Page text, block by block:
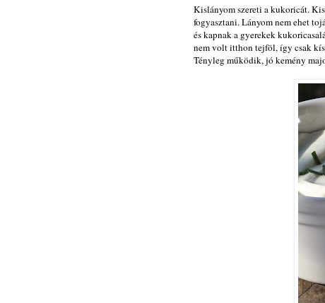
Kislányom szereti a kukoricát.
fogyasztani. Lányom nem ehet
és kapnak a gyerekek
nem volt itthon tejföl, így csak
Tényleg működik, jó kemény